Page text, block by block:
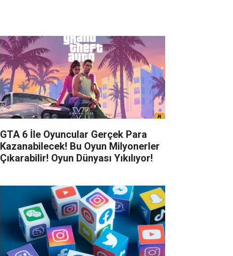
GTA 6 İle Oyuncular Gerçek Para
Kazanabilecek! Bu Oyun Milyonerler
Çıkarabilir! Oyun Dünyası Yıkılıyor!